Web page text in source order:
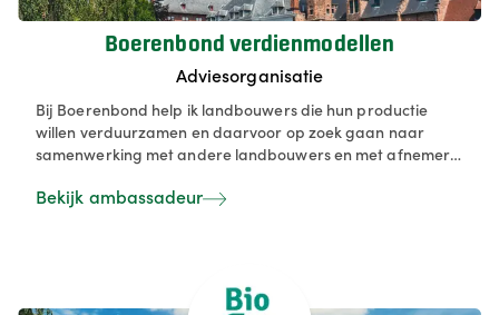
Boerenbond verdienmodellen
Adviesorganisatie
Bij Boerenbond help ik landbouwers die hun productie
willen verduurzamen en daarvoor op zoek gaan naar
samenwerking met andere landbouwers en met afnemers
verwerking van peulvruchten, maar er zijn ook
Bekijk ambassadeur